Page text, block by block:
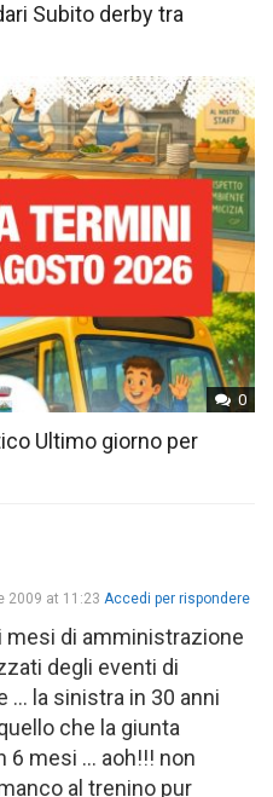
Subito derby tra
0
Ultimo giorno per
2009 at 11:23 Accedi per rispondere
mesi di amministrazione
degli eventi di
… la sinistra in 30 anni
che la giunta
6 mesi … aoh!!! non
al trenino pur